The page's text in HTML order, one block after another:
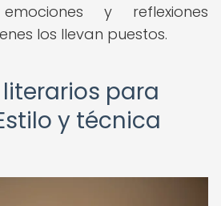
y reflexiones
los llevan puestos.
para
y técnica